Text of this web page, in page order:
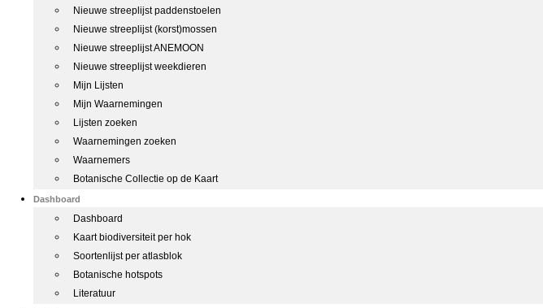
Nieuwe streeplijst paddenstoelen
Nieuwe streeplijst (korst)mossen
Nieuwe streeplijst ANEMOON
Nieuwe streeplijst weekdieren
Mijn Lijsten
Mijn Waarnemingen
Lijsten zoeken
Waarnemingen zoeken
Waarnemers
Botanische Collectie op de Kaart
Dashboard
Dashboard
Kaart biodiversiteit per hok
Soortenlijst per atlasblok
Botanische hotspots
Literatuur